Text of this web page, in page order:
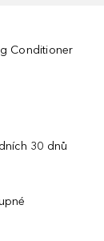
Conditioner
30 dnů